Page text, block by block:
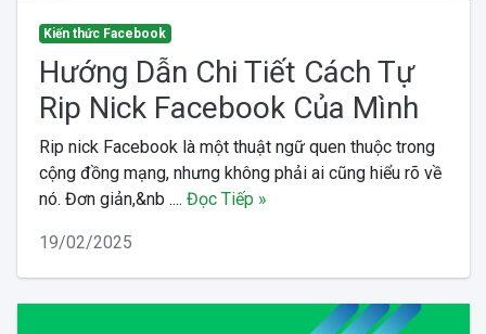
Kiến thức Facebook
Hướng Dẫn Chi Tiết Cách Tự
Rip Nick Facebook Của Mình
Rip nick Facebook là một thuật ngữ quen thuộc trong
cộng đồng mạng, nhưng không phải ai cũng hiểu rõ về
nó. Đơn giản,&nb .... Đọc Tiếp »
19/02/2025